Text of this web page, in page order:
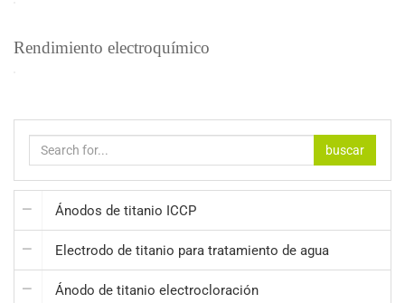
Rendimiento electroquímico
buscar
Ánodos de titanio ICCP
Electrodo de titanio para tratamiento de agua
Ánodo de titanio electrocloración